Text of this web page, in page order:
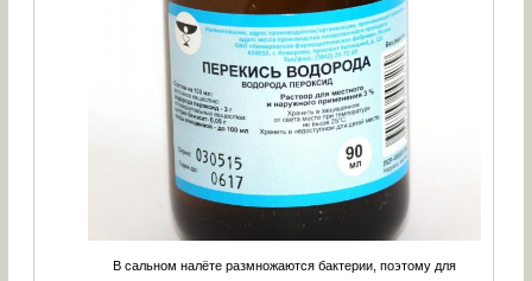
В сальном налёте размножаются бактерии, поэтому для